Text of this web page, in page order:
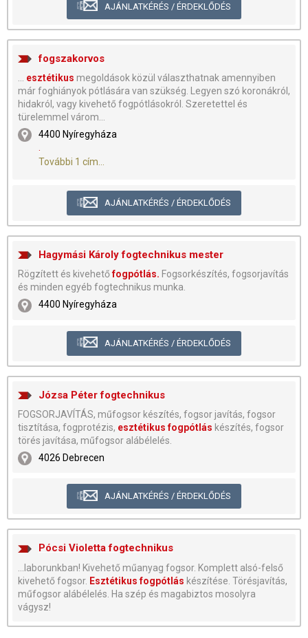
AJÁNLATKÉRÉS / ÉRDEKLŐDÉS
fogszakorvos
esztétikus megoldások közül választhatnak amennyiben
már foghiányok pótlására van szükség. Legyen szó koronákról,
hidakról, vagy kivehető fogpótlásokról. Szeretettel és
türelemmel várom...
4400 Nyíregyháza
További 1 cím...
AJÁNLATKÉRÉS / ÉRDEKLŐDÉS
Hagymási Károly fogtechnikus mester
Rögzített és kivehetőfogpótlás. Fogsorkészítés, fogsorjavítás
és minden egyéb fogtechnikus munka.
4400 Nyíregyháza
AJÁNLATKÉRÉS / ÉRDEKLŐDÉS
Józsa Péter fogtechnikus
FOGSORJAVÍTÁS, műfogsor készítés, fogsor javítás, fogsor
tisztítása, fogprotézis, esztétikus fogpótlás készítés, fogsor
törés javítása, műfogsor alábélelés.
4026 Debrecen
AJÁNLATKÉRÉS / ÉRDEKLŐDÉS
Pócsi Violetta fogtechnikus
...laborunkban! Kivehető műanyag fogsor. Komplett alsó-felső
kivehető fogsor. Esztétikus fogpótlás készítése. Törésjavítás,
műfogsor alábélelés. Ha szép és magabiztos mosolyra
vágysz!